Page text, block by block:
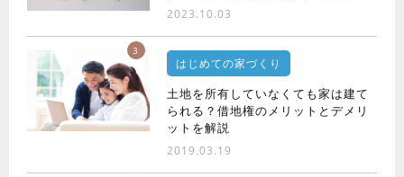
2023.10.03
3
はじめての家づくり
土地を所有していなくても家は建て
られる？借地権のメリットとデメリ
ットを解説
2019.03.19